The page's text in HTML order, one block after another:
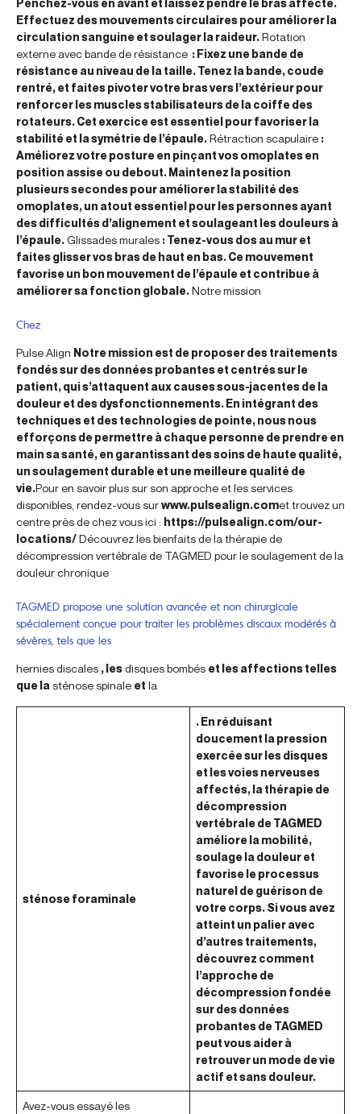
Effectuez des mouvements circulaires pour améliorer la
circulation sanguine et soulager la raideur.Rotation
externe avec bande de résistance : Fixez une bande de
résistance au niveau de la taille. Tenez la bande, coude
rentré, et faites pivoter votre bras vers l’extérieur pour
renforcer les muscles stabilisateurs de la coiffe des
rotateurs. Cet exercice est essentiel pour favoriser la
stabilité et la symétrie de l’épaule.Rétraction scapulaire :
Améliorez votre posture en pinçant vos omoplates en
position assise ou debout. Maintenez la position
plusieurs secondes pour améliorer la stabilité des
omoplates, un atout essentiel pour les personnes ayant
des difficultés d’alignement et soulageant les douleurs à
l’épaule.Glissades murales : Tenez-vous dos au mur et
faites glisser vos bras de haut en bas. Ce mouvement
favorise un bon mouvement de l’épaule et contribue à
améliorer sa fonction globale.Notre mission
Chez
Pulse Align Notre mission est de proposer des traitements
fondés sur des données probantes et centrés sur le
patient, qui s’attaquent aux causes sous-jacentes de la
douleur et des dysfonctionnements. En intégrant des
techniques et des technologies de pointe, nous nous
efforçons de permettre à chaque personne de prendre en
main sa santé, en garantissant des soins de haute qualité,
un soulagement durable et une meilleure qualité de
vie.Pour en savoir plus sur son approche et les services
disponibles, rendez-vous surwww.pulsealign.comet trouvez un
centre près de chez vous ici : https://pulsealign.com/our-
locations/Découvrez les bienfaits de la thérapie de
décompression vertébrale de TAGMED pour le soulagement de la
douleur chronique
TAGMED propose une solution avancée et non chirurgicale
spécialement conçue pour traiter les problèmes discaux modérés à
sévères, tels que les
hernies discales , lesdisques bombés et les affections telles
que la sténose spinale et la
sténose foraminale
. En réduisant
doucement la pression
exercée sur les disques
et les voies nerveuses
affectés, la thérapie de
décompression
vertébrale de TAGMED
améliore la mobilité,
soulage la douleur et
favorise le processus
naturel de guérison de
votre corps. Si vous avez
atteint un palier avec
d’autres traitements,
découvrez comment
l’approche de
décompression fondée
sur des données
probantes de TAGMED
peut vous aider à
retrouver un mode de vie
actif et sans douleur.
Avez-vous essayé les